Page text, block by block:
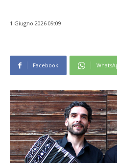
1 Giugno 2026 09:09
Facebook